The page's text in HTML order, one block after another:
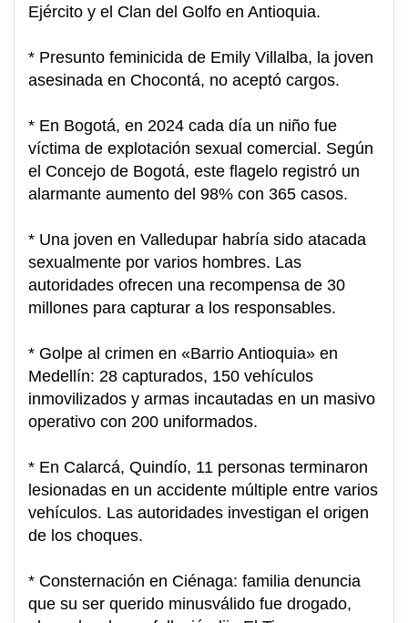
Ejército y el Clan del Golfo en Antioquia.
* Presunto feminicida de Emily Villalba, la joven
asesinada en Chocontá, no aceptó cargos.
* En Bogotá, en 2024 cada día un niño fue
víctima de explotación sexual comercial. Según
el Concejo de Bogotá, este flagelo registró un
alarmante aumento del 98% con 365 casos.
* Una joven en Valledupar habría sido atacada
sexualmente por varios hombres. Las
autoridades ofrecen una recompensa de 30
millones para capturar a los responsables.
* Golpe al crimen en «Barrio Antioquia» en
Medellín: 28 capturados, 150 vehículos
inmovilizados y armas incautadas en un masivo
operativo con 200 uniformados.
* En Calarcá, Quindío, 11 personas terminaron
lesionadas en un accidente múltiple entre varios
vehículos. Las autoridades investigan el origen
de los choques.
* Consternación en Ciénaga: familia denuncia
que su ser querido minusválido fue drogado,